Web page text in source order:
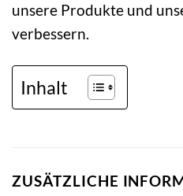
unsere Produkte und
verbessern.
Inhalt
ZUSÄTZLICHE